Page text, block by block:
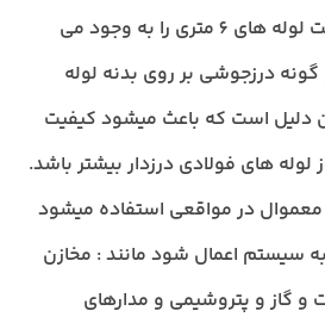
آنها را را بریده و در نهایت لوله های 6 متری را به وجود می
درزجوشی بر روی بدنه لوله
دلیل است که باعث میشود کیفیت
لوله های فولادی درزدار بیشتر باشد.
معموال در مواقعی استفاده میشود
سیستم اعمال شود مانند : مخازن
گاز و پتروشیمی و مدارهای